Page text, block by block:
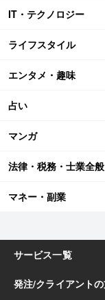
IT・テクノロジー
ライフスタイル
エンタメ・趣味
占い
マンガ
法律・税務・士業全般
マネー・副業